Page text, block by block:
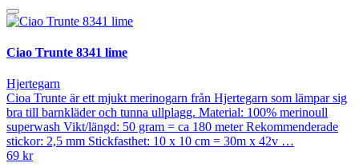
Ciao Trunte 8341 lime
Hjertegarn
Cioa Trunte är ett mjukt merinogarn från Hjertegarn som lämpar sig
bra till barnkläder och tunna ullplagg. Material: 100% merinoull
superwash Vikt/längd: 50 gram = ca 180 meter Rekommenderade
stickor: 2,5 mm Stickfasthet: 10 x 10 cm = 30m x 42v …
69 kr